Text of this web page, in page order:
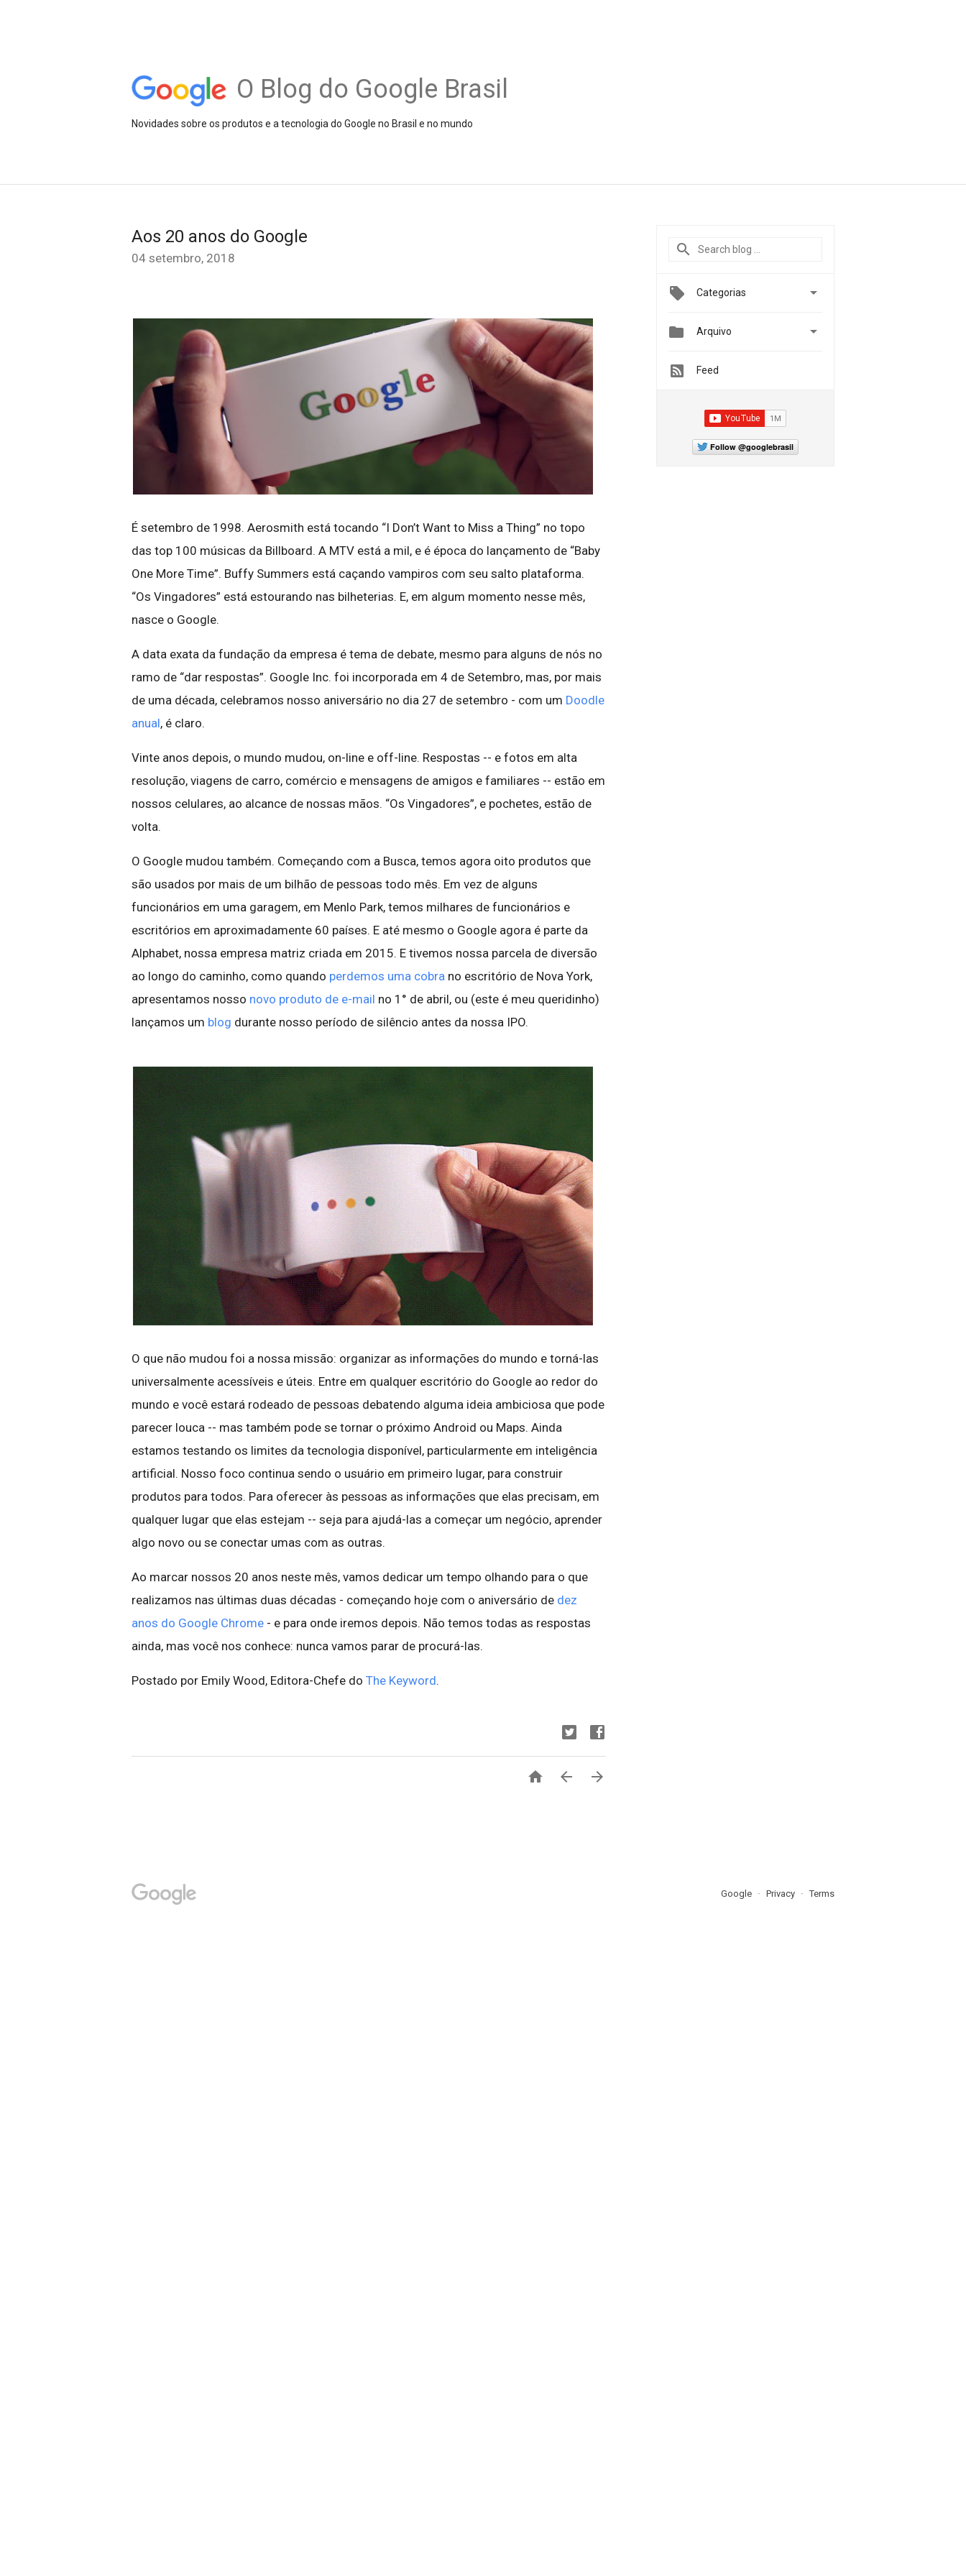
O Blog do Google Brasil
Novidades sobre os produtos e a tecnologia do Google no Brasil e no mundo
Aos 20 anos do Google
04 setembro, 2018
É setembro de 1998. Aerosmith está tocando “I Don’t Want to Miss a Thing” no topo
das top 100 músicas da Billboard. A MTV está a mil, e é época do lançamento de “Baby
One More Time”. Buffy Summers está caçando vampiros com seu salto plataforma.
“Os Vingadores” está estourando nas bilheterias. E, em algum momento nesse mês,
nasce o Google.
A data exata da fundação da empresa é tema de debate, mesmo para alguns de nós no
ramo de “dar respostas”. Google Inc. foi incorporada em 4 de Setembro, mas, por mais
de uma década, celebramos nosso aniversário no dia 27 de setembro - com um Doodle
anual, é claro.
Vinte anos depois, o mundo mudou, on-line e off-line. Respostas -- e fotos em alta
resolução, viagens de carro, comércio e mensagens de amigos e familiares -- estão em
nossos celulares, ao alcance de nossas mãos. “Os Vingadores”, e pochetes, estão de
volta.
O Google mudou também. Começando com a Busca, temos agora oito produtos que
são usados por mais de um bilhão de pessoas todo mês. Em vez de alguns
funcionários em uma garagem, em Menlo Park, temos milhares de funcionários e
escritórios em aproximadamente 60 países. E até mesmo o Google agora é parte da
Alphabet, nossa empresa matriz criada em 2015. E tivemos nossa parcela de diversão
ao longo do caminho, como quando perdemos uma cobra no escritório de Nova York,
apresentamos nosso novo produto de e-mail no 1° de abril, ou (este é meu queridinho)
lançamos um blog durante nosso período de silêncio antes da nossa IPO.
O que não mudou foi a nossa missão: organizar as informações do mundo e torná-las
universalmente acessíveis e úteis. Entre em qualquer escritório do Google ao redor do
mundo e você estará rodeado de pessoas debatendo alguma ideia ambiciosa que pode
parecer louca -- mas também pode se tornar o próximo Android ou Maps. Ainda
estamos testando os limites da tecnologia disponível, particularmente em inteligência
artificial. Nosso foco continua sendo o usuário em primeiro lugar, para construir
produtos para todos. Para oferecer às pessoas as informações que elas precisam, em
qualquer lugar que elas estejam -- seja para ajudá-las a começar um negócio, aprender
algo novo ou se conectar umas com as outras.
Ao marcar nossos 20 anos neste mês, vamos dedicar um tempo olhando para o que
realizamos nas últimas duas décadas - começando hoje com o aniversário de dez
anos do Google Chrome - e para onde iremos depois. Não temos todas as respostas
ainda, mas você nos conhece: nunca vamos parar de procurá-las.
Postado por Emily Wood, Editora-Chefe do The Keyword.
  
Categorias 
 Arquivo 
Feed
Follow @googlebrasil
Google Privacy Terms